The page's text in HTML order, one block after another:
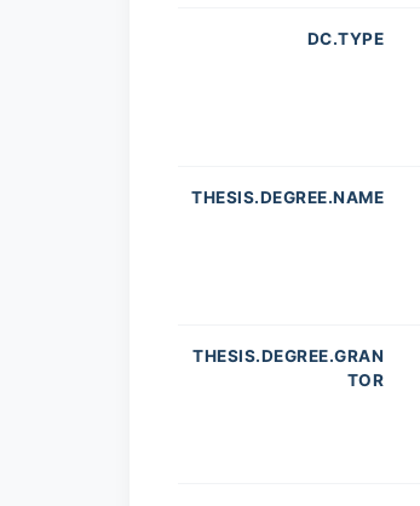
DC.TYPE
THESIS.DEGREE.NAME
THESIS.DEGREE.GRAN
TOR